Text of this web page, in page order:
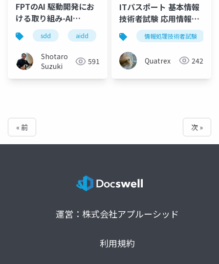
FPTのAI 駆動開発にお
ける取り組み-AI
Native Practical
sdd aidd spec kit github copilot
Shotaro
Suzuki
591
ITパスポート 基本情報
技術者試験 応用情報技
術者試験 ゆるっと持ち
寄り勉強会
情報処理技術者試験
Quatrex 242
« 前 次 »
運営：株式会社アプルーシッド
利用規約